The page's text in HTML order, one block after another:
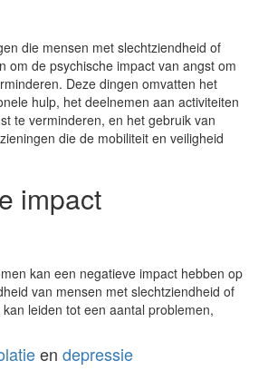
die mensen met slechtziendheid of
om de psychische impact van angst om
Deze dingen omvatten het
hulp, het deelnemen aan activiteiten
te verminderen, en het gebruik van
die de mobiliteit en veiligheid
impact
kan een negatieve impact hebben op
van mensen met slechtziendheid of
leiden tot een aantal problemen,
en depressie